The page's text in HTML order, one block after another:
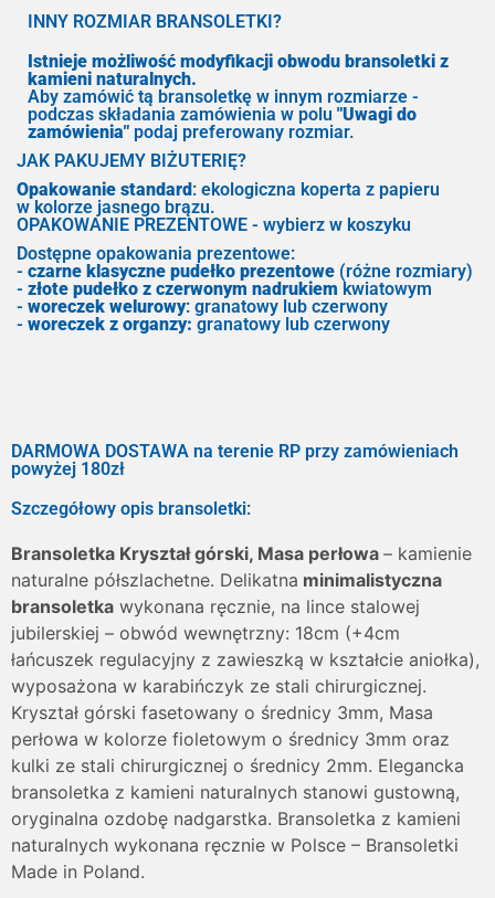
INNY ROZMIAR BRANSOLETKI?
Istnieje możliwość modyfikacji obwodu bransoletki z
kamieni naturalnych.
Aby zamówić tą bransoletkę w innym rozmiarze -
podczas składania zamówienia w polu "Uwagi do
zamówienia" podaj preferowany rozmiar.
JAK PAKUJEMY BIŻUTERIĘ?
Opakowanie standard: ekologiczna koperta z papieru
w kolorze jasnego brązu.
OPAKOWANIE PREZENTOWE - wybierz w koszyku
Dostępne opakowania prezentowe:
- czarne klasyczne pudełko prezentowe (różne rozmiary)
- złote pudełko z czerwonym nadrukiem kwiatowym
- woreczek welurowy: granatowy lub czerwony
- woreczek z organzy: granatowy lub czerwony
DARMOWA DOSTAWA na terenie RP przy zamówieniach
powyżej 180zł
Szczegółowy opis bransoletki:
Bransoletka Kryształ górski, Masa perłowa – kamienie
naturalne półszlachetne. Delikatna minimalistyczna
bransoletka wykonana ręcznie, na lince stalowej
jubilerskiej – obwód wewnętrzny: 18cm (+4cm
łańcuszek regulacyjny z zawieszką w kształcie aniołka),
wyposażona w karabińczyk ze stali chirurgicznej.
Kryształ górski fasetowany o średnicy 3mm, Masa
perłowa w kolorze fioletowym o średnicy 3mm oraz
kulki ze stali chirurgicznej o średnicy 2mm. Elegancka
bransoletka z kamieni naturalnych stanowi gustowną,
oryginalna ozdobę nadgarstka. Bransoletka z kamieni
naturalnych wykonana ręcznie w Polsce – Bransoletki
Made in Poland.